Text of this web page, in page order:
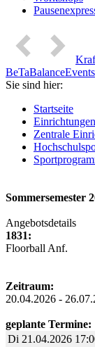
BeTaBalanceEvents
Sie sind hier:
Startseite
Einrichtungen
Zentrale
Sommersemester
Angebotsdetails
1831:
Floorball Anf.
Zeitraum:
20.04.2026 -
geplante Termine:
Di 21.04.2026